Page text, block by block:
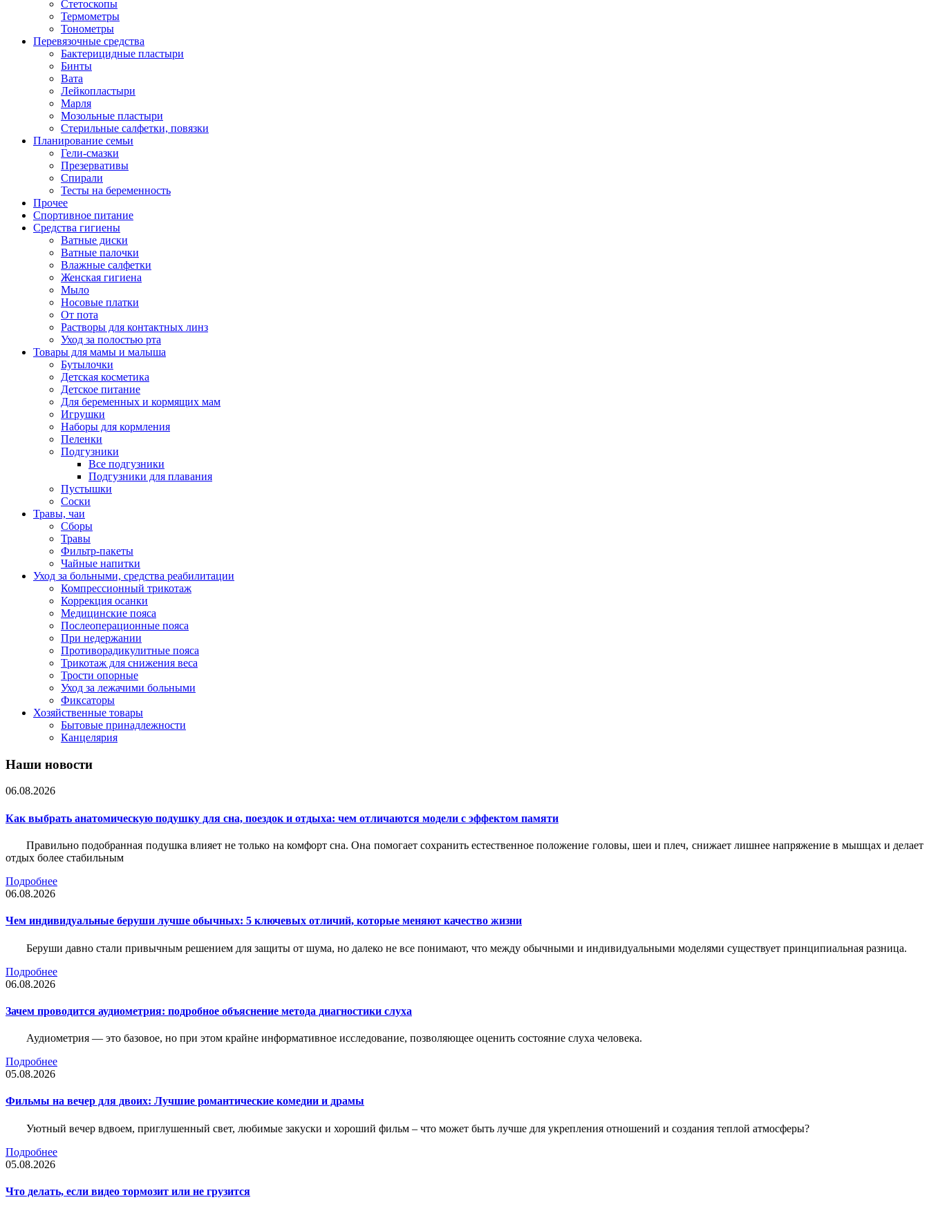
Стетоскопы
Термометры
Тонометры
Перевязочные средства
Бактерицидные пластыри
Бинты
Вата
Лейкопластыри
Марля
Мозольные пластыри
Стерильные салфетки, повязки
Планирование семьи
Гели-смазки
Презервативы
Спирали
Тесты на беременность
Прочее
Спортивное питание
Средства гигиены
Ватные диски
Ватные палочки
Влажные салфетки
Женская гигиена
Мыло
Носовые платки
От пота
Растворы для контактных линз
Уход за полостью рта
Товары для мамы и малыша
Бутылочки
Детская косметика
Детское питание
Для беременных и кормящих мам
Игрушки
Наборы для кормления
Пеленки
Подгузники
Все подгузники
Подгузники для плавания
Пустышки
Соски
Травы, чаи
Сборы
Травы
Фильтр-пакеты
Чайные напитки
Уход за больными, средства реабилитации
Компрессионный трикотаж
Коррекция осанки
Медицинские пояса
Послеоперационные пояса
При недержании
Противорадикулитные пояса
Трикотаж для снижения веса
Трости опорные
Уход за лежачими больными
Фиксаторы
Хозяйственные товары
Бытовые принадлежности
Канцелярия
Наши новости
06.08.2026
Как выбрать анатомическую подушку для сна, поездок и отдыха: чем отличаются модели с эффектом памяти
Правильно подобранная подушка влияет не только на комфорт сна. Она помогает сохранить естественное положение головы, шеи и плеч, снижает лишнее напряжение в мышцах и делает
отдых более стабильным
Подробнее
06.08.2026
Чем индивидуальные беруши лучше обычных: 5 ключевых отличий, которые меняют качество жизни
Беруши давно стали привычным решением для защиты от шума, но далеко не все понимают, что между обычными и индивидуальными моделями существует принципиальная разница.
Подробнее
06.08.2026
Зачем проводится аудиометрия: подробное объяснение метода диагностики слуха
Аудиометрия — это базовое, но при этом крайне информативное исследование, позволяющее оценить состояние слуха человека.
Подробнее
05.08.2026
Фильмы на вечер для двоих: Лучшие романтические комедии и драмы
Уютный вечер вдвоем, приглушенный свет, любимые закуски и хороший фильм – что может быть лучше для укрепления отношений и создания теплой атмосферы?
Подробнее
05.08.2026
Что делать, если видео тормозит или не грузится